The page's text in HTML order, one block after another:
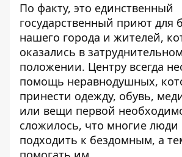
По факту, это единственный
государственный приют для
нашего города и жителей,
оказались в затруднительном
положении. Центру всегда
помощь неравнодушных,
принести одежду, обувь,
или вещи первой
сложилось, что многие люди
подходить к бездомным, а